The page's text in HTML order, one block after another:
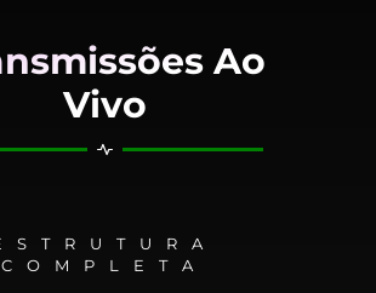
Ao
Vivo
COMPLETA